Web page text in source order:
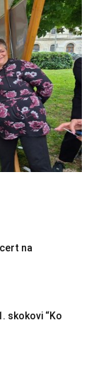
na
skokovi “Ko